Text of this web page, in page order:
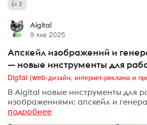
2
Aigital
9 янв 2025
Апскейл изображений и
— новые инструменты для
В Aigital новые инструменты для
изображениями: апскейл и
подробнее